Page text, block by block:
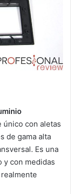
único con aletas
de gama alta
Es una
y con medidas